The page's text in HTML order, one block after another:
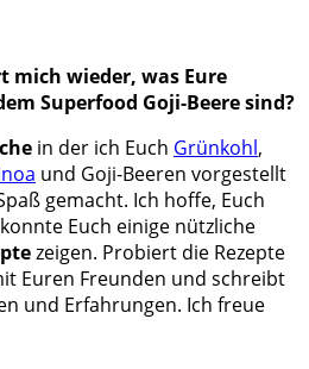
mich wieder, was Eure
Superfood Goji-Beere sind?
in der ich Euch Grünkohl,
und Goji-Beeren vorgestellt
gemacht. Ich hoffe, Euch
Euch einige nützliche
zeigen. Probiert die Rezepte
Euren Freunden und schreibt
und Erfahrungen. Ich freue